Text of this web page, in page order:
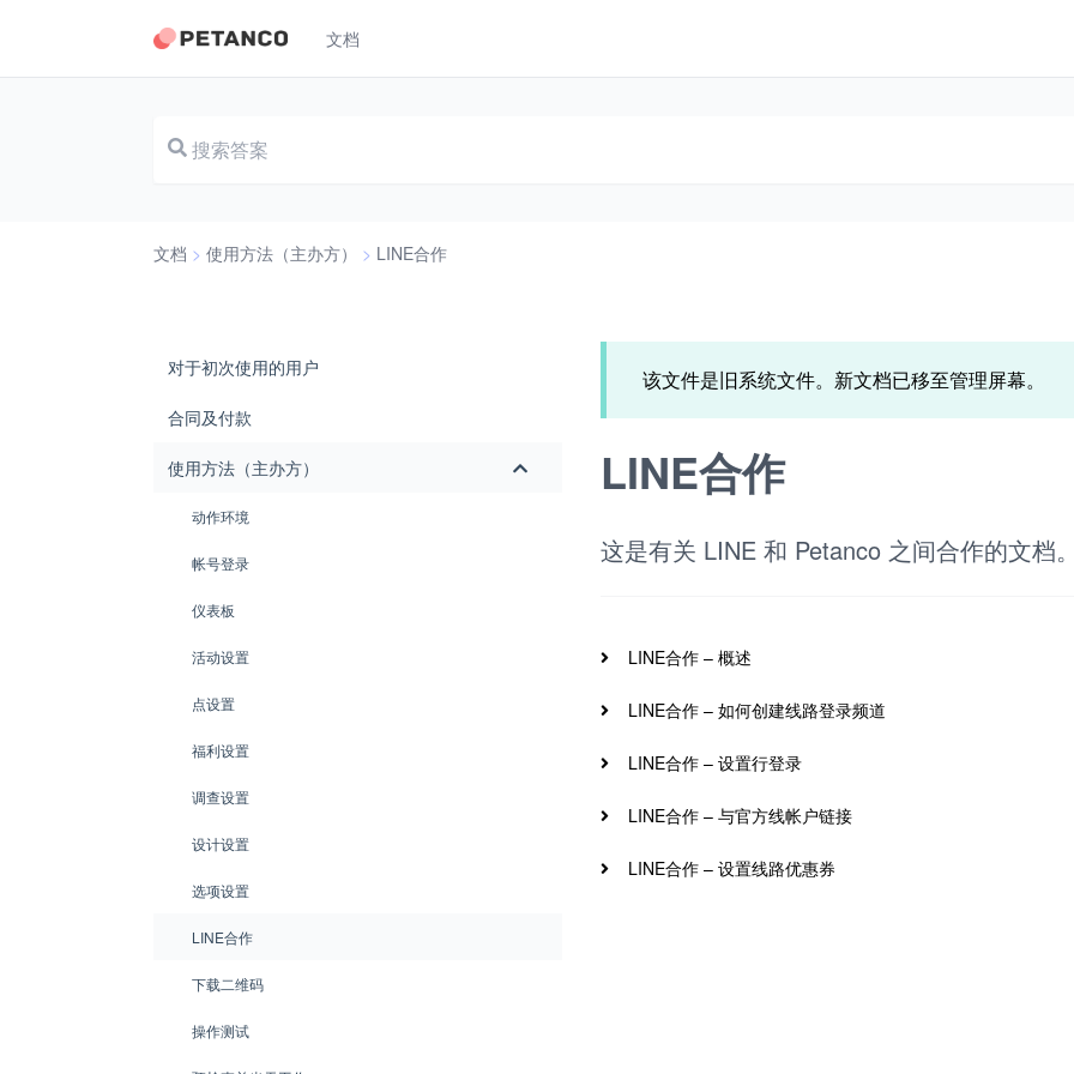
文档
文档 > 使用方法（主办方） > LINE合作
对于初次使用的用户
合同及付款
使用方法（主办方）
动作环境
帐号登录
仪表板
活动设置
点设置
福利设置
调查设置
设计设置
选项设置
LINE合作
下载二维码
操作测试
该文件是旧系统文件。新文档已移至管理屏幕。
LINE合作
这是有关 LINE 和 Petanco 之间合作的文档。
LINE合作 – 概述
LINE合作 – 如何创建线路登录频道
LINE合作 – 设置行登录
LINE合作 – 与官方线帐户链接
LINE合作 – 设置线路优惠券